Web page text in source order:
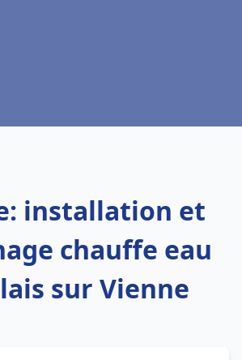
installation et
chauffe eau
sur Vienne